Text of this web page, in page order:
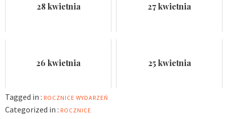
28 kwietnia 27 kwietnia
26 kwietnia 25 kwietnia
Tagged in : ROCZNICE WYDARZEŃ
Categorized in : ROCZNICE